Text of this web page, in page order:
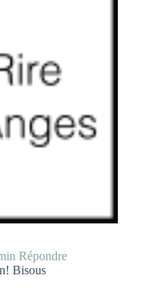
Répondre
Bisous